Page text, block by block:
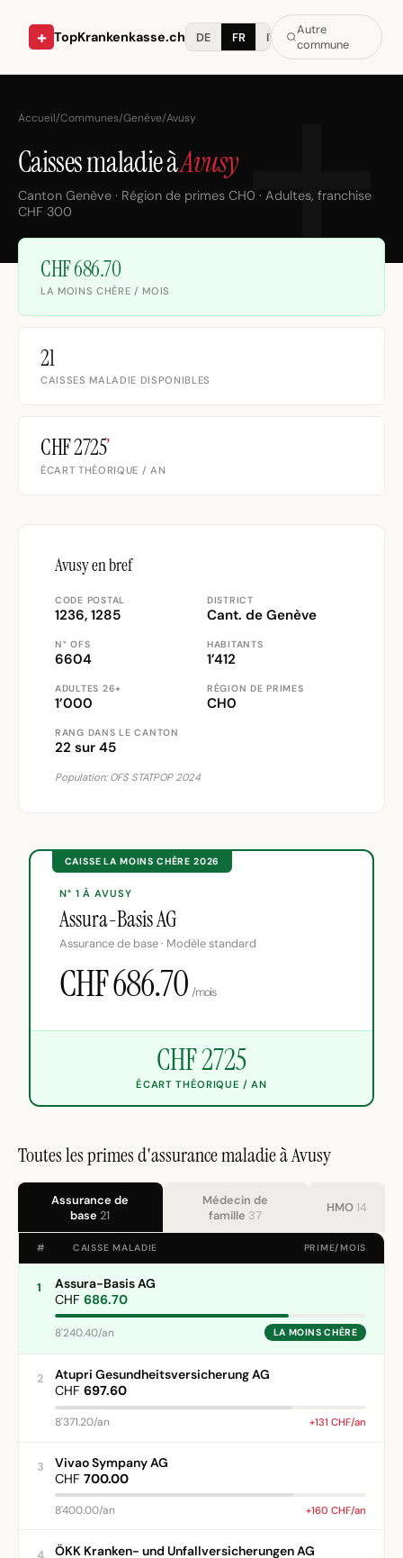
+ TopKrankenkasse.ch DE FR IT
Autre
commune
Accueil/Communes/Genève/Avusy
Caisses maladie àAvusy
Canton Genève · Région de primes CH0 · Adultes, franchise
CHF 300
CHF 686.70
LA MOINS CHÈRE / MOIS
21
CAISSES MALADIE DISPONIBLES
CHF 2725’
ÉCART THÉORIQUE / AN
Avusy en bref
CODE POSTAL
1236, 1285
DISTRICT
Cant. de Genève
N° OFS
6604
HABITANTS
1’412
ADULTES 26+
1’000
RÉGION DE PRIMES
CH0
RANG DANS LE CANTON
22 sur 45
Population: OFS STATPOP 2024
CAISSE LA MOINS CHÈRE 2026
N° 1 À AVUSY
Assura-Basis AG
Assurance de base · Modèle standard
CHF 686.70 /mois
CHF 2725
ÉCART THÉORIQUE / AN
Toutes les primes d'assurance maladie à Avusy
Assurance de
base 21
Médecin de
famille 37 HMO 14
# CAISSE MALADIE PRIME/MOIS
1
Assura-Basis AG
CHF 686.70
8'240.40/an LA MOINS CHÈRE
2
Atupri Gesundheitsversicherung AG
CHF 697.60
8'371.20/an +131 CHF/an
3
Vivao Sympany AG
CHF 700.00
8'400.00/an +160 CHF/an
4
ÖKK Kranken- und Unfallversicherungen AG